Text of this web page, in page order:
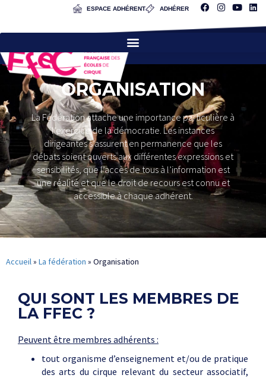
ESPACE ADHÉRENT ADHÉRER
ORGANISATION
La Fédération attache une importance particulière à
l’exercice de la démocratie. Les instances
dirigeantes s’assurent en permanence que les
débats soient ouverts aux différentes expressions et
sensibilités, que l’accès de tous à l’information est
une réalité et que le droit de recours est connu et
accessible à chaque adhérent.
Accueil» La fédération » Organisation
QUI SONT LES MEMBRES DE
LA FFEC ?
Peuvent être membres adhérents :
tout organisme d’enseignement et/ou de pratique
des arts du cirque relevant du secteur associatif,